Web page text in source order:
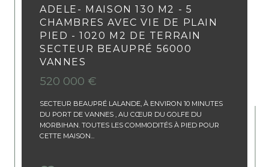
ADELE- MAISON 130 M2 - 5
CHAMBRES AVEC VIE DE PLAIN
PIED - 1020 M2 DE TERRAIN
SECTEUR BEAUPRÉ 56000
VANNES
520 000 €
SECTEUR BEAUPRÉ LALANDE, À ENVIRON 10 MINUTES
DU PORT DE VANNES , AU CŒUR DU GOLFE DU
MORBIHAN. TOUTES LES COMMODITÉS À PIED POUR
CETTE MAISON...